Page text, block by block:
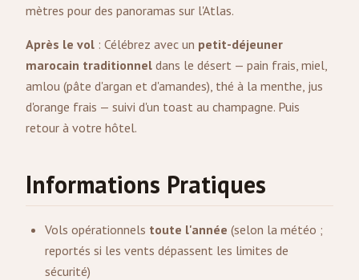
mètres pour des panoramas sur l'Atlas.
Après le vol : Célébrez avec un petit-déjeuner
marocain traditionnel dans le désert — pain frais, miel,
amlou (pâte d'argan et d'amandes), thé à la menthe, jus
d'orange frais — suivi d'un toast au champagne. Puis
retour à votre hôtel.
Informations Pratiques
Vols opérationnels toute l'année (selon la météo ;
reportés si les vents dépassent les limites de
sécurité)